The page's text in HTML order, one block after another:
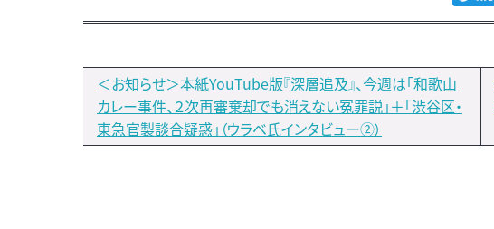
＜お知らせ＞本紙YouTube版『深層追及』、今週は「和歌山
カレー事件、２次再審棄却でも消えない冤罪説」＋「渋谷区・
東急官製談合疑惑」（ウラベ氏インタビュー②）